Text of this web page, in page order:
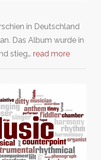
in Deutschland
Das Album wurde in
stieg… read more